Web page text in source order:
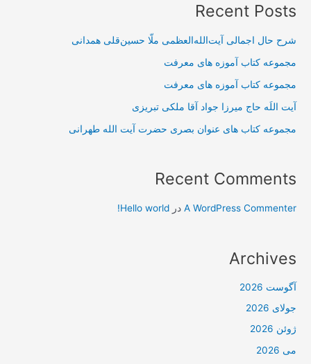
Recent Posts
شرح حال اجمالی آیت‌الله‌العظمی ملّا حسین‌قلی همدانی
مجموعه کتاب آموزه های معرفت
مجموعه کتاب آموزه های معرفت
آیت اللَه حاج میرزا جواد آقا ملکی تبریزی
مجموعه کتاب های عنوان بصری حضرت آیت الله طهرانی
Recent Comments
A WordPress Commenter درHello world!
Archives
آگوست 2026
جولای 2026
ژوئن 2026
می 2026